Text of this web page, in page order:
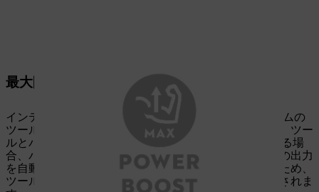
最大限の性能向上
インテリジェントな電子機器により、STIHL APシステムの
ツールとバッテリーは互いに通信することができます。ツー
ルとバッテリーにPOWER BOOST機能が搭載されている場
合、バッテリーは各用途に応じて常に可能な限り最大の出力
を自動的に提供します。バッテリー寿命を最適に保つため、
ツールに負荷がかかりすぎると、出力が一時的に調整されま